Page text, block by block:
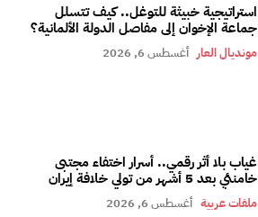
استراتيجية خبيثة للتوغل.. كيف تتسلل
جماعة الإخوان إلى مفاصل الدولة الألمانية؟
مونديال العار أغسطس 6, 2026
غياب بلا أثر رقمي.. أسرار اختفاء مجتبى
خامنئي بعد 5 أشهر من تولي خلافة إيران
ملفات عربية أغسطس 6, 2026